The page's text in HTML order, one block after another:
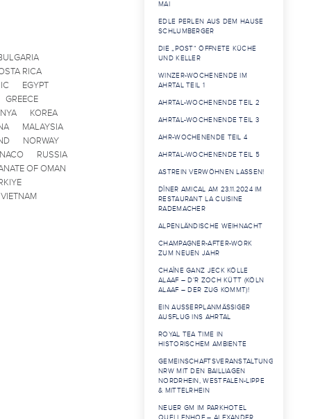
MAI
EDLE PERLEN AUS DEM HAUSE
SCHLUMBERGER
DIE „POST“ ÖFFNETE KÜCHE
UND KELLER
WINZER-WOCHENENDE IM
AHRTAL TEIL 1
AHRTAL-WOCHENENDE TEIL 2
AHRTAL-WOCHENENDE TEIL 3
AHR-WOCHENENDE TEIL 4
AHRTAL-WOCHENENDE TEIL 5
ASTREIN VERWÖHNEN LASSEN!
DÎNER AMICAL AM 23.11.2024 IM
RESTAURANT LA CUISINE
RADEMACHER
ALPENLÄNDISCHE WEIHNACHT
CHAMPAGNER-AFTER-WORK
ZUM NEUEN JAHR
CHAÎNE GANZ JECK KÖLLE
ALAAF – D’R ZOCH KÜTT (KÖLN
ALAAF – DER ZUG KOMMT)!
EIN AUSSERPLANMÄSSIGER AU
SFLUG INS AHRTAL
ROYAL TEA TIME IN
HISTORISCHEM AMBIENTE
GEMEINSCHAFTSVERANSTALTUNG
NRW MIT DEN BAILLIAGEN
NORDRHEIN, WESTFALEN-LIPPE
& MITTELRHEIN
NEUER GM IM PARKHOTEL
RICA
EGYPT
GREECE
KOREA
MALAYSIA
NORWAY
RUSSIA
OF OMAN
VIETNAM